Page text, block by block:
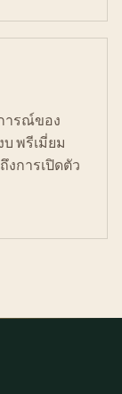
ารณ์ของ
พรีเมี่ยม
การเปิดตัว